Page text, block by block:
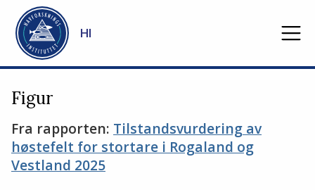
Gå til hovedinnhold
HI
Figur
Fra rapporten: Tilstandsvurdering av
høstefelt for stortare i Rogaland og
Vestland 2025